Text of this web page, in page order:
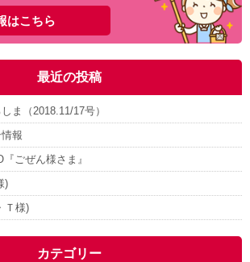
はこちら
最近の投稿
ま（2018.11/17号）
報
ごぜん様さま』
)
Ｔ様)
カテゴリー